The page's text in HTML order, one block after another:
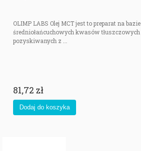
OLIMP LABS Olej MCT jest to preparat na bazie
średniołańcuchowych kwasów tłuszczowych
pozyskiwanych z ...
81,72 zł